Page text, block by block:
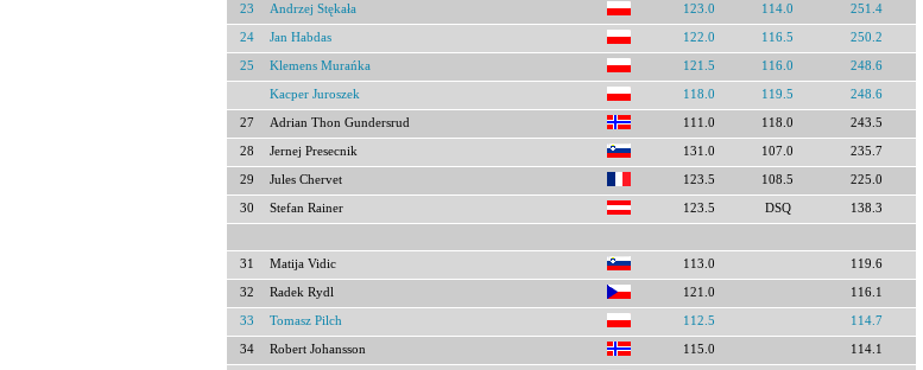
23 Andrzej Stękała 123.0 114.0 251.4
24 Jan Habdas 122.0 116.5 250.2
25 Klemens Murańka 121.5 116.0 248.6
Kacper Juroszek 118.0 119.5 248.6
27 Adrian Thon Gundersrud 111.0 118.0 243.5
28 Jernej Presecnik 131.0 107.0 235.7
29 Jules Chervet 123.5 108.5 225.0
30 Stefan Rainer 123.5 DSQ 138.3
31 Matija Vidic 113.0 119.6
32 Radek Rydl 121.0 116.1
33 Tomasz Pilch 112.5 114.7
34 Robert Johansson 115.0 114.1